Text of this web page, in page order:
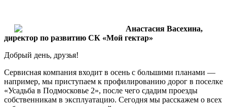
Анастасия Васехина,
директор по развитию СК «Мой гектар»
Добрый день, друзья!
Сервисная компания входит в осень с большими планами —
например, мы приступаем к профилированию дорог в поселке
«Усадьба в Подмосковье 2», после чего сдадим проезды
собственникам в эксплуатацию. Сегодня мы расскажем о всех